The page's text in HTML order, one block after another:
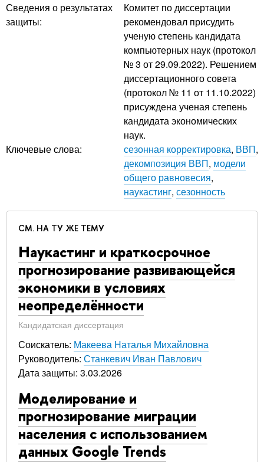
Сведения о результатах
защиты:
Комитет по диссертации
рекомендовал присудить
ученую степень кандидата
компьютерных наук (протокол
№ 3 от 29.09.2022). Решением
диссертационного совета
(протокол № 11 от 11.10.2022)
присуждена ученая степень
кандидата экономических
наук.
Ключевые слова:
сезонная корректировка, ВВП,
декомпозиция ВВП, модели
общего равновесия,
наукастинг, сезонность
СМ. НА ТУ ЖЕ ТЕМУ
Наукастинг и краткосрочное
прогнозирование развивающейся
экономики в условиях
неопределённости
Кандидатская диссертация
Соискатель: Макеева Наталья Михайловна
Руководитель: Станкевич Иван Павлович
Дата защиты: 3.03.2026
Моделирование и
прогнозирование миграции
населения с использованием
данных Google Trends